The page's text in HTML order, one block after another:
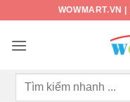
nội
WOWMART.VN
Tìm